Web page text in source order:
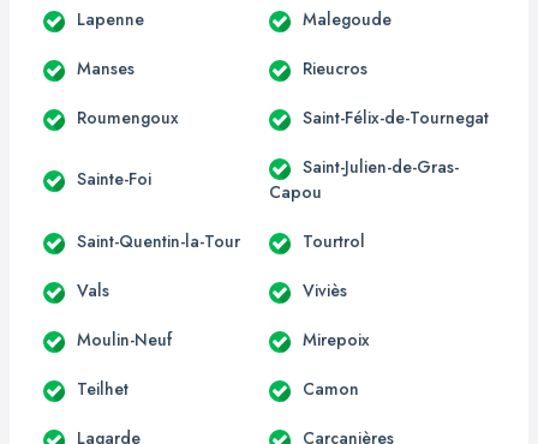
Lapenne Malegoude
Manses Rieucros
Roumengoux Saint-Félix-de-Tournegat
Sainte-Foi
Saint-Julien-de-Gras-
Capou
Saint-Quentin-la-Tour Tourtrol
Vals Viviès
Moulin-Neuf Mirepoix
Teilhet Camon
Lagarde Carcanières